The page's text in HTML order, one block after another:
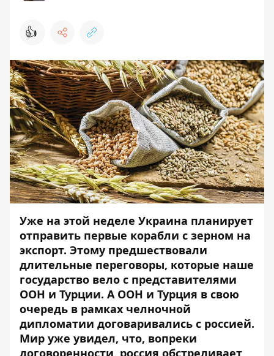
👍
Уже на этой неделе Украина планирует
отправить первые корабли с зерном на
экспорт. Этому предшествовали
длительные переговоры, которые наше
государство вело с представителями
ООН и Турции. А ООН и Турция в свою
очередь в рамках челночной
дипломатии договаривались с россией.
Мир уже увидел, что, вопреки
договоренности, россия обстреливает